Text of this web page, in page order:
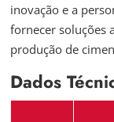
inovação e a
fornecer soluções
produção de
Dados